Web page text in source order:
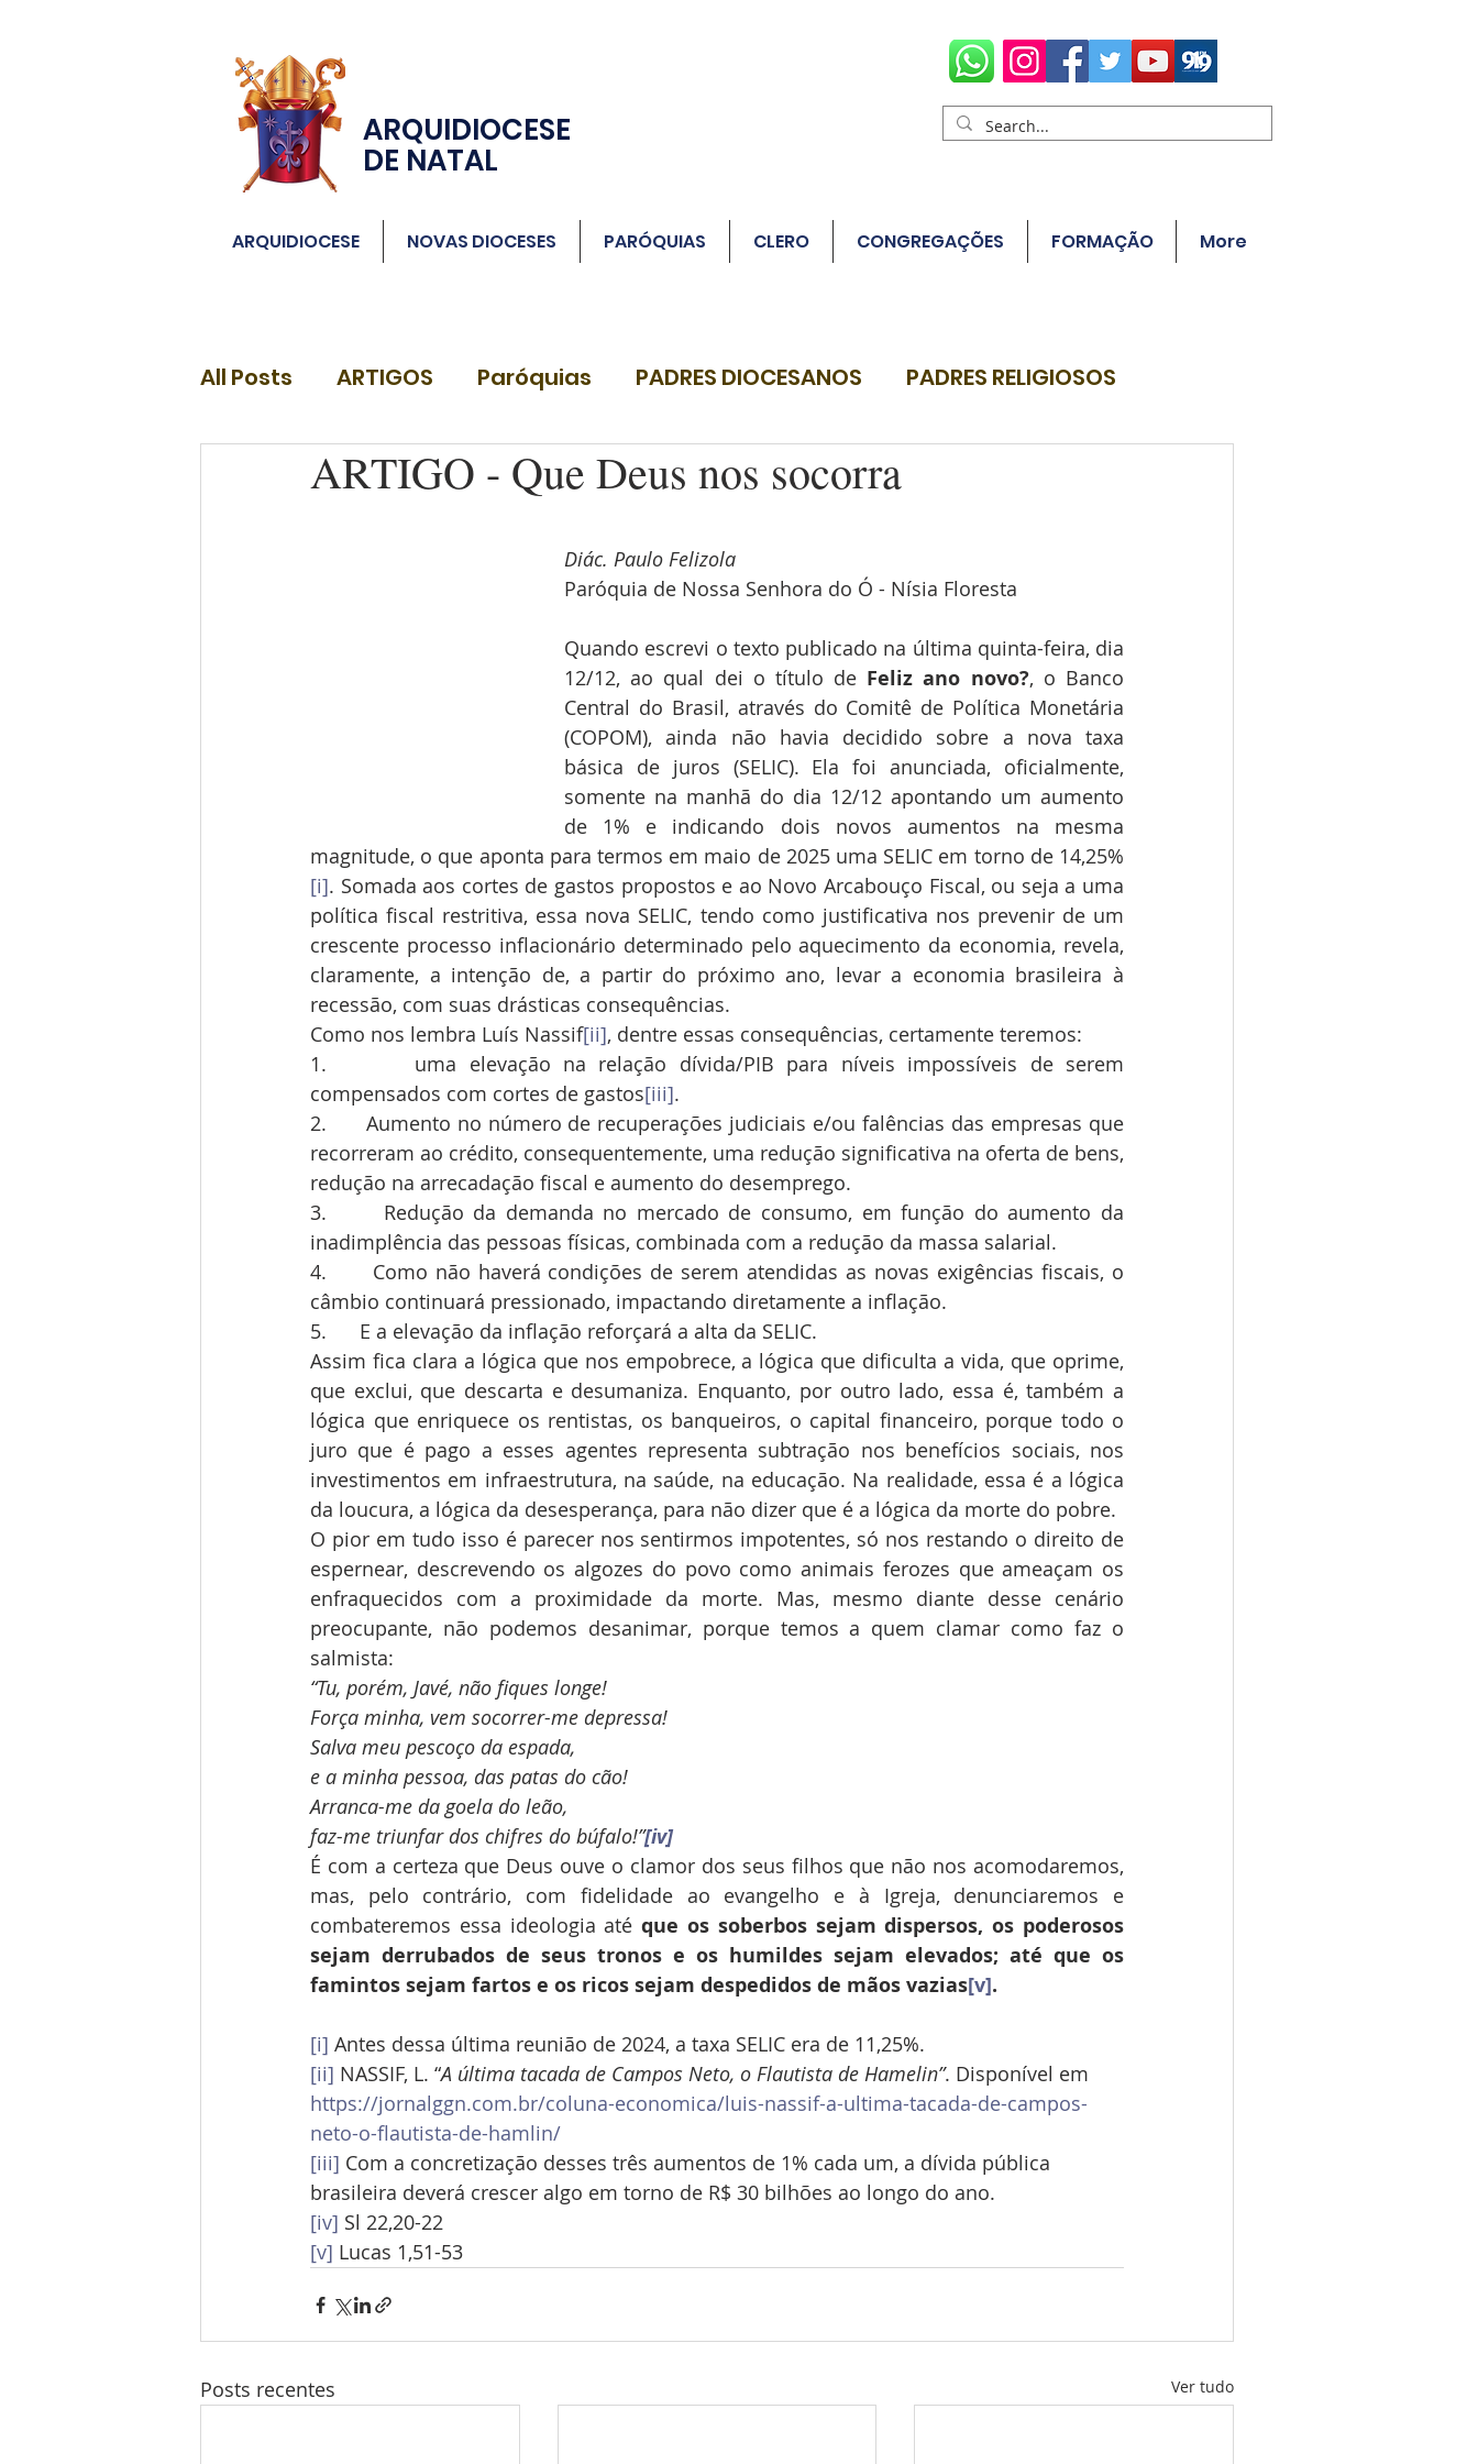
ARQUIDIOCESE
DE NATAL
ARQUIDIOCESE NOVAS DIOCESES PARÓQUIAS CLERO CONGREGAÇÕES FORMAÇÃO More
All Posts ARTIGOS Paróquias PADRES DIOCESANOS PADRES RELIGIOSOS
DIÁCONOSARTIGO - Que Deus nos socorra
Diác. Paulo Felizola
Paróquia de Nossa Senhora do Ó - Nísia Floresta
Quando escrevi o texto publicado na última quinta-feira, dia
12/12, ao qual dei o título de Feliz ano novo?, o Banco
Central do Brasil, através do Comitê de Política Monetária
(COPOM), ainda não havia decidido sobre a nova taxa
básica de juros (SELIC). Ela foi anunciada, oficialmente,
somente na manhã do dia 12/12 apontando um aumento
de 1% e indicando dois novos aumentos na mesma
magnitude, o que aponta para termos em maio de 2025 uma SELIC em torno de 14,25%
[i]. Somada aos cortes de gastos propostos e ao Novo Arcabouço Fiscal, ou seja a uma
política fiscal restritiva, essa nova SELIC, tendo como justificativa nos prevenir de um
crescente processo inflacionário determinado pelo aquecimento da economia, revela,
claramente, a intenção de, a partir do próximo ano, levar a economia brasileira à
recessão, com suas drásticas consequências.
Como nos lembra Luís Nassif[ii], dentre essas consequências, certamente teremos:
1.       uma elevação na relação dívida/PIB para níveis impossíveis de serem
compensados com cortes de gastos[iii].
2.      Aumento no número de recuperações judiciais e/ou falências das empresas que
recorreram ao crédito, consequentemente, uma redução significativa na oferta de bens,
redução na arrecadação fiscal e aumento do desemprego.
3.      Redução da demanda no mercado de consumo, em função do aumento da
inadimplência das pessoas físicas, combinada com a redução da massa salarial.
4.      Como não haverá condições de serem atendidas as novas exigências fiscais, o
câmbio continuará pressionado, impactando diretamente a inflação.
5.      E a elevação da inflação reforçará a alta da SELIC.
Assim fica clara a lógica que nos empobrece, a lógica que dificulta a vida, que oprime,
que exclui, que descarta e desumaniza. Enquanto, por outro lado, essa é, também a
lógica que enriquece os rentistas, os banqueiros, o capital financeiro, porque todo o
juro que é pago a esses agentes representa subtração nos benefícios sociais, nos
investimentos em infraestrutura, na saúde, na educação. Na realidade, essa é a lógica
da loucura, a lógica da desesperança, para não dizer que é a lógica da morte do pobre.
O pior em tudo isso é parecer nos sentirmos impotentes, só nos restando o direito de
espernear, descrevendo os algozes do povo como animais ferozes que ameaçam os
enfraquecidos com a proximidade da morte. Mas, mesmo diante desse cenário
preocupante, não podemos desanimar, porque temos a quem clamar como faz o
salmista:
“Tu, porém, Javé, não fiques longe!
Força minha, vem socorrer-me depressa!
Salva meu pescoço da espada,
e a minha pessoa, das patas do cão!
Arranca-me da goela do leão,
faz-me triunfar dos chifres do búfalo!”[iv]
É com a certeza que Deus ouve o clamor dos seus filhos que não nos acomodaremos,
mas, pelo contrário, com fidelidade ao evangelho e à Igreja, denunciaremos e
combateremos essa ideologia até que os soberbos sejam dispersos, os poderosos
sejam derrubados de seus tronos e os humildes sejam elevados; até que os
famintos sejam fartos e os ricos sejam despedidos de mãos vazias[v].
[i] Antes dessa última reunião de 2024, a taxa SELIC era de 11,25%.
[ii] NASSIF, L. “A última tacada de Campos Neto, o Flautista de Hamelin”. Disponível em
https://jornalggn.com.br/coluna-economica/luis-nassif-a-ultima-tacada-de-campos-
neto-o-flautista-de-hamlin/
[iii] Com a concretização desses três aumentos de 1% cada um, a dívida pública
brasileira deverá crescer algo em torno de R$ 30 bilhões ao longo do ano.
[iv] Sl 22,20-22
[v] Lucas 1,51-53
Posts recentes Ver tudo